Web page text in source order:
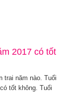
2017 có tốt
trai năm nào. Tuổi
tốt không. Tuổi